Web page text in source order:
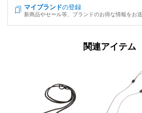
マイブランドの登録
新商品やセール等、ブランドのお得な情報をお
関連アイテム